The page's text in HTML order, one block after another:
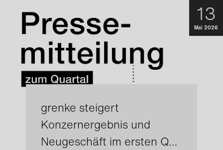
13
Mai 2026
grenke steigert
Konzernergebnis und
Neugeschäft im ersten Q…